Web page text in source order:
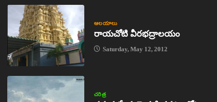
ఆలయాలు
రాయచోటి వీరభద్రాలయం
Saturday, May 12, 2012
చరిత్ర